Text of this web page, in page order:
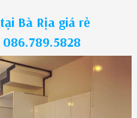
Bà Rịa giá rẻ
086.789.5828